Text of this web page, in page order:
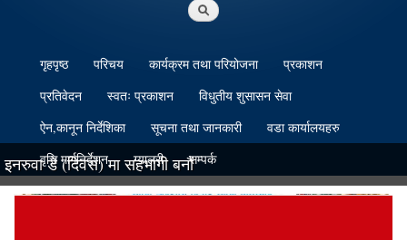
गृहपृष्ठ परिचय कार्यक्रम तथा परियोजना
प्रकाशन
प्रतिवेदन
स्वतः प्रकाशन
विधुतीय शुसासन सेवा
ऐन,कानून निर्देशिका
सूचना तथा जानकारी
वडा कार्यालयहरु
वृत्ति मार्गनिर्देशन
ग्यालरी सम्पर्क
इनरुवा डे (दिवस) मा सहभागी बनौं